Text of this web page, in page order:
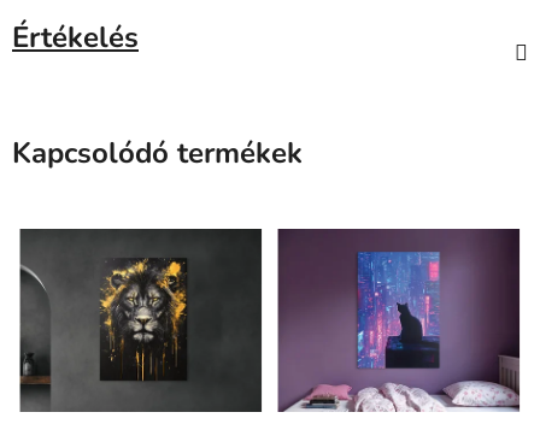
Értékelés
Kapcsolódó termékek